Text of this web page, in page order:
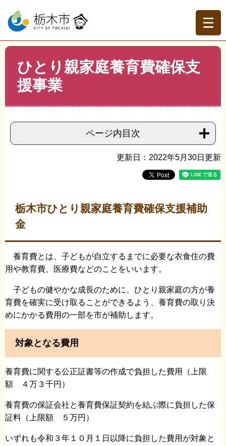
ー
の
先
ニ
ー
を
本
トップページ >分類でさがす >くらしの情報 >子育て・
教育 >子育て・教育
ひとり親家庭養育費確保支
援事業
ページ内目次
更新日：2022年5月30日更新
栃木市ひとり親家庭養育費確保支援補助
金
養育費とは、子どもが自立するまでに必要な衣食住の費
用や教育費、医療費などのことをいいます。
子どもの健やかな成長のために、ひとり親家庭の方が養
育費を確実に受け取ることができるよう、養育費の取り決
めにかかる費用の一部を市が補助します。
対象となる費用
養育費に関する公正証書等の作成で負担した費用（上限
額 ４万３千円）
養育費の保証会社と養育費保証契約を結ぶ際に負担した保
証料（上限額 ５万円）
いずれも令和３年１０月１日以降に負担した費用が対象と